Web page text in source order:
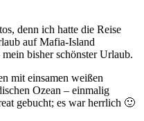
denn ich hatte die Reise
auf Mafia-Island
bisher schönster Urlaub.
mit einsamen weißen
Ozean – einmalig
gebucht; es war herrlich 🙂